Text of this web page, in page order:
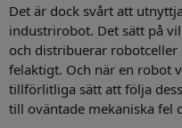
Det är dock svårt att
industrirobot. Det sätt på
och distribuerar
felaktigt. Och när en robot
tillförlitliga sätt att följa
till oväntade mekaniska fel